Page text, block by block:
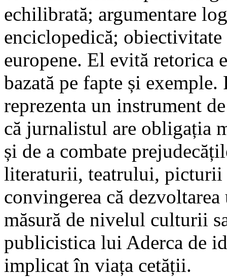
echilibrată; argumentare
enciclopedică;
europene. El evită retorica
bazată pe fapte și
reprezenta un instrument
că jurnalistul are obligația
și de a combate
literaturii, teatrului, picturii
convingerea că
măsură de nivelul culturii
publicistica lui Aderca de
implicat în viața cetății.